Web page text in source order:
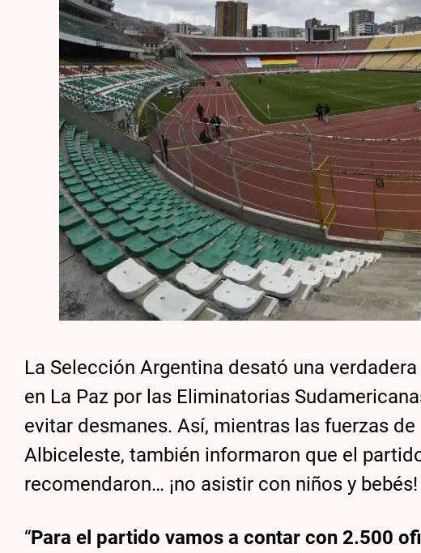
La Selección Argentina desató una
en La Paz por las Eliminatorias
evitar desmanes. Así, mientras las fuerzas
Albiceleste, también informaron que el
recomendaron… ¡no asistir con niños y bebés!
“Para el partido vamos a contar con 2.500